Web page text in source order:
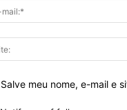
Salve meu nome, e-mail e